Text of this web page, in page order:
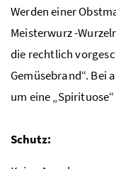
Werden einer
Meisterwurz -
die rechtlich
Gemüsebrand“. Bei
um eine „Spirituose“
Schutz: